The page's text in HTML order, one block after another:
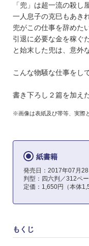
「兜」は超一流の殺し
一人息子の克巳もあき
兜がこの仕事を辞めた
引退に必要な金を稼ぐ
と始末した兜は、意外
こんな物騒な仕事をし
書き下ろし２篇を加え
※画像は表紙及び帯等、実際
紙書籍
発売日：2017年07月28
判型：四六判／312ペ
定価：1,650円（本体
もくじ